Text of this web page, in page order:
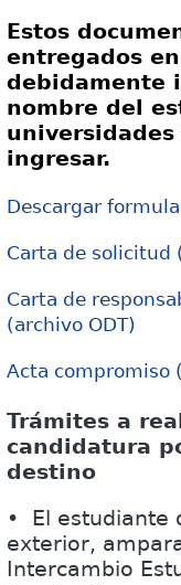
Estos
entregados
debidamente
nombre del
ingresar.
Descargar
Carta de solicitud
Carta de
(archivo ODT)
Acta compromiso
Trámites a
candidatura
destino
• El estudiante
exterior,
Intercambio